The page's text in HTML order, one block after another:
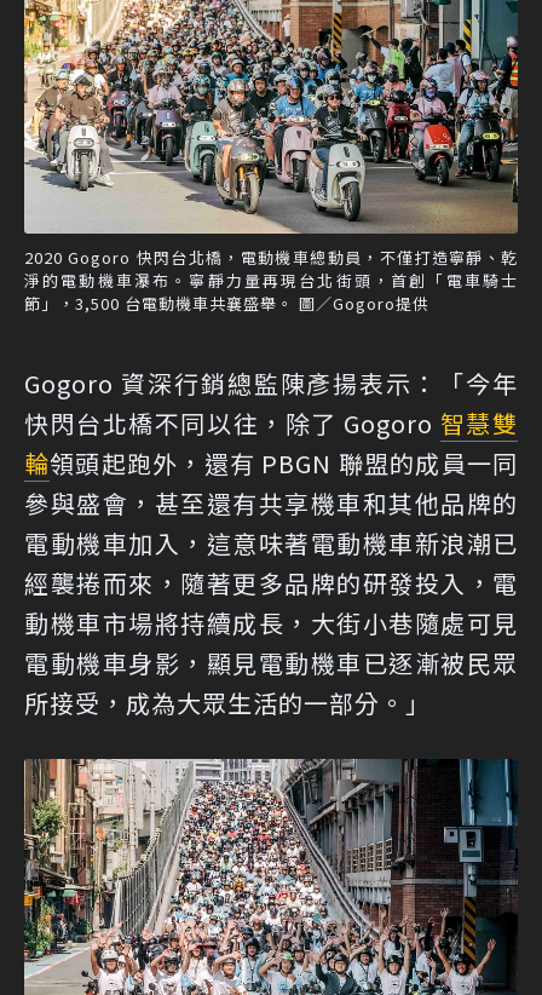
2020 Gogoro 快閃台北橋，電動機車總動員，不僅打造寧靜、乾
淨的電動機車瀑布。寧靜力量再現台北街頭，首創「電車騎士
節」，3,500 台電動機車共襄盛舉。 圖／Gogoro提供
Gogoro 資深行銷總監陳彥揚表示：「今年
快閃台北橋不同以往，除了 Gogoro 智慧雙
輪領頭起跑外，還有 PBGN 聯盟的成員一同
參與盛會，甚至還有共享機車和其他品牌的
電動機車加入，這意味著電動機車新浪潮已
經襲捲而來，隨著更多品牌的研發投入，電
動機車市場將持續成長，大街小巷隨處可見
電動機車身影，顯見電動機車已逐漸被民眾
所接受，成為大眾生活的一部分。」